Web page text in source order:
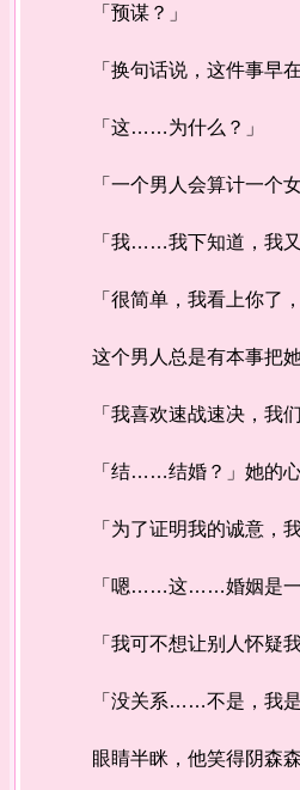
「预谋？」
「换句话说，这件事早在
「这……为什么？」
「一个男人会算计一个女
「我……我下知道，我又
「很简单，我看上你了，
这个男人总是有本事把她
「我喜欢速战速决，我们
「结……结婚？」她的心
「为了证明我的诚意，我
「嗯……这……婚姻是一辈
「我可不想让别人怀疑我
「没关系……不是，我是
眼睛半眯，他笑得阴森森